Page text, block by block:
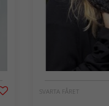
SVARTA FÅRET